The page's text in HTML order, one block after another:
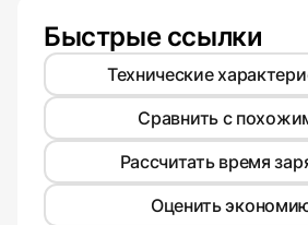
Быстрые ссылки
Технические
Сравнить с
Рассчитать время
Оценить